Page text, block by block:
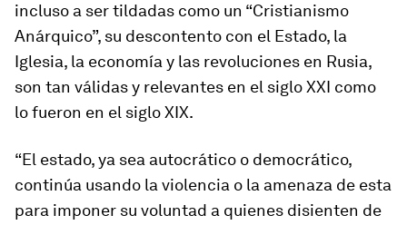
incluso a ser tildadas como un “Cristianismo
Anárquico”, su descontento con el Estado, la
Iglesia, la economía y las revoluciones en Rusia,
son tan válidas y relevantes en el siglo XXI como
lo fueron en el siglo XIX.
“El estado, ya sea autocrático o democrático,
continúa usando la violencia o la amenaza de esta
para imponer su voluntad a quienes disienten de